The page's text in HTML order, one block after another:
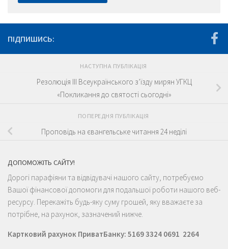
ПІДПИШИСЬ:
НАСТУПНА ПУБЛІКАЦІЯ
Резолюція ІІІ Всеукраїнського з’їзду мирян УГКЦ
«Покликання до святості сьогодні»
ПОПЕРЕДНЯ ПУБЛІКАЦІЯ
Проповідь на євангельське читання 24 неділі
ДОПОМОЖІТЬ САЙТУ!
Дорогі парафіяни та відвідувачі нашого сайту, потребуємо
Вашої фінансової допомоги для подальшої роботи нашого веб-
ресурсу. Перекажіть будь-яку суму грошей, яку вважаєте за
потрібне, на рахунок, зазначений нижче.
Картковий рахунок ПриватБанку: 5169 3324 0691 2264